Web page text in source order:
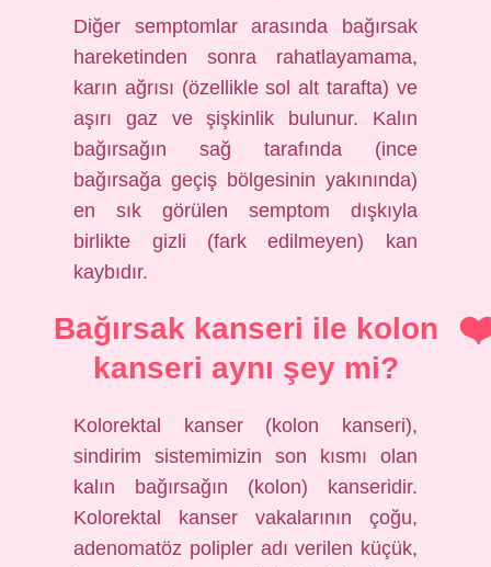
Diğer semptomlar arasında bağırsak
hareketinden sonra rahatlayamama,
karın ağrısı (özellikle sol alt tarafta) ve
aşırı gaz ve şişkinlik bulunur. Kalın
bağırsağın sağ tarafında (ince
bağırsağa geçiş bölgesinin yakınında)
en sık görülen semptom dışkıyla
birlikte gizli (fark edilmeyen) kan
kaybıdır.
Bağırsak kanseri ile kolon
kanseri aynı şey mi?
Kolorektal kanser (kolon kanseri),
sindirim sistemimizin son kısmı olan
kalın bağırsağın (kolon) kanseridir.
Kolorektal kanser vakalarının çoğu,
adenomatöz polipler adı verilen küçük,